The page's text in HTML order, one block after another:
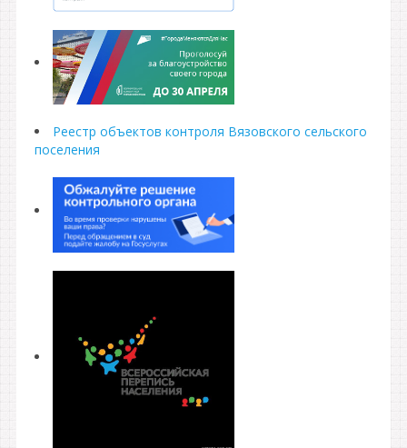
Реестр объектов контроля Вязовского сельского
поселения